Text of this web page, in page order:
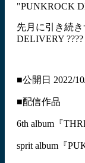
"PUNKROCK
先月に引き続
DELIVERY ????
■公開日 2022/
■配信作品
6th album『
sprit album『